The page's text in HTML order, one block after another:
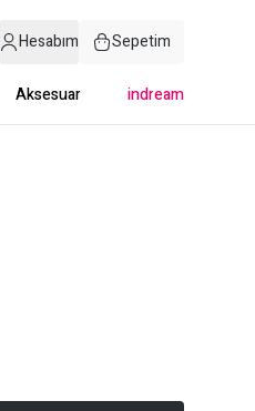
Hesabım Sepetim
Aksesuar indream